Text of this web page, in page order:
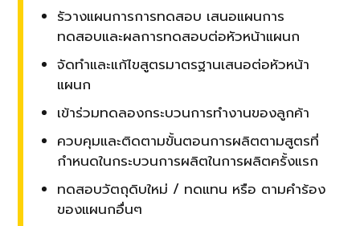
รัวางแผนการการทดสอบ เสนอแผนการ
ทดสอบและผลการทดสอบต่อหัวหน้าแผนก
จัดทำและแก้ไขสูตรมาตรฐานเสนอต่อหัวหน้า
แผนก
เข้าร่วมทดลองกระบวนการทำงานของลูกค้า
ควบคุมและติดตามขั้นตอนการผลิตตามสูตรที่
กำหนดในกระบวนการผลิตในการผลิตครั้งแรก
ทดสอบวัตถุดิบใหม่ / ทดแทน หรือ ตามคำร้อง
ของแผนกอื่นๆ